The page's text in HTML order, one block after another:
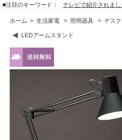
■注目のキーワード： テレビで紹介されまし
ホーム > 生活家電 > 照明器具 > デス
LEDアームスタンド